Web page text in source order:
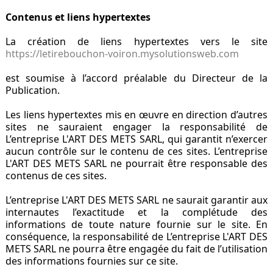
Contenus et liens hypertextes
La création de liens hypertextes vers le site
https://letirebouchon-voiron.mysolutionsweb.com
est soumise à l’accord préalable du Directeur de la
Publication.
Les liens hypertextes mis en œuvre en direction d’autres
sites ne sauraient engager la responsabilité de
L’entreprise L'ART DES METS SARL, qui garantit n’exercer
aucun contrôle sur le contenu de ces sites. L’entreprise
L'ART DES METS SARL ne pourrait être responsable des
contenus de ces sites.
L’entreprise L'ART DES METS SARL ne saurait garantir aux
internautes l’exactitude et la complétude des
informations de toute nature fournie sur le site. En
conséquence, la responsabilité de L’entreprise L'ART DES
METS SARL ne pourra être engagée du fait de l’utilisation
des informations fournies sur ce site.